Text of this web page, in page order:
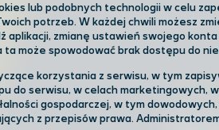
lub podobnych technologii w celu
potrzeb. W każdej chwili możesz
aplikacji, zmianę ustawień swojego
ta może spowodować brak dostępu do
korzystania z serwisu, w tym
do serwisu, w celach marketingowych,
gospodarczej, w tym
z przepisów prawa.